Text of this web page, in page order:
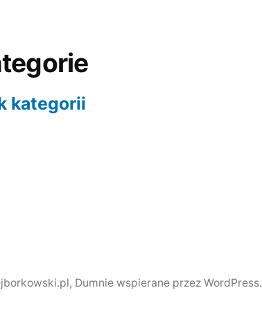
kategorii
, Dumnie wspierane przez WordPress.